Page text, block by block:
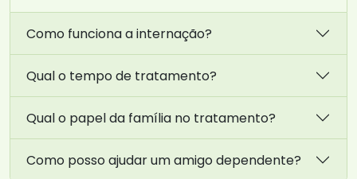
Como funciona a internação?
Qual o tempo de tratamento?
Qual o papel da família no tratamento?
Como posso ajudar um amigo dependente?